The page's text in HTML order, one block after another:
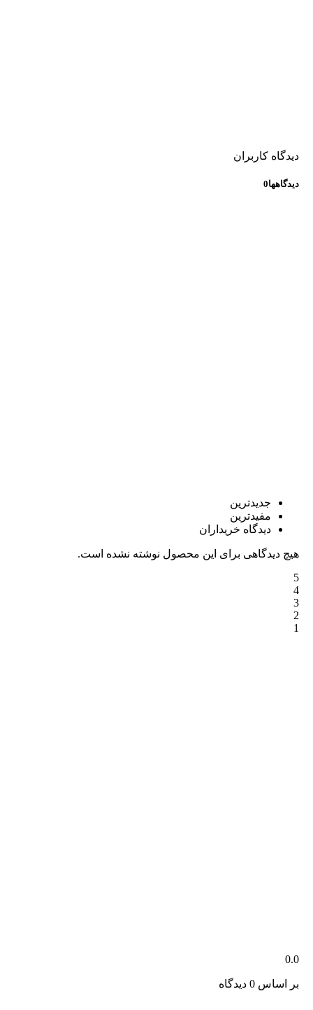
دیدگاه کاربران
دیدگاهها0
جدیدترین
مفیدترین
دیدگاه خریداران
هیچ دیدگاهی برای این محصول نوشته نشده است.
5
4
3
2
1
0.0
بر اساس 0 دیدگاه